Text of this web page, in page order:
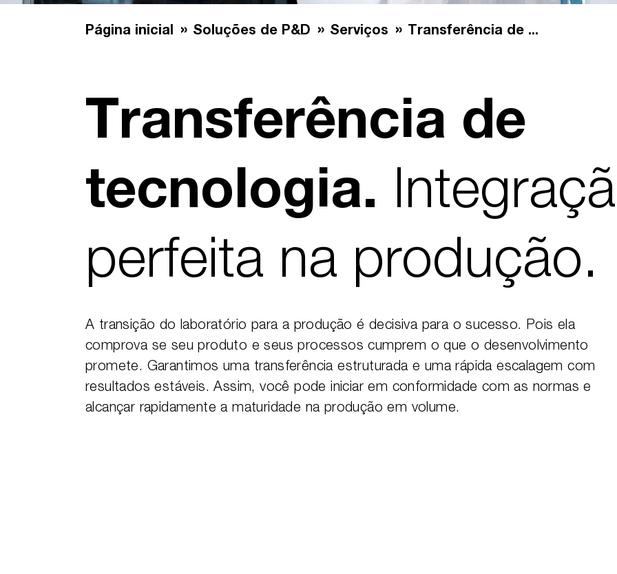
Página inicial Soluções de P&D Serviços Transferência de ...
Transferência de
tecnologia.
perfeita na produção.
A transição do laboratório para a produção é decisiva para o sucesso. Pois ela
comprova se seu produto e seus processos cumprem o que o desenvolvimento
promete. Garantimos uma transferência estruturada e uma rápida escalagem com
resultados estáveis. Assim, você pode iniciar em conformidade com as normas e
alcançar rapidamente a maturidade na produção em volume.